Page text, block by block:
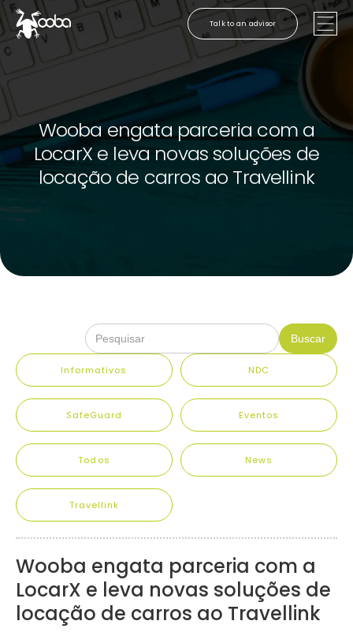
Talk to an advisor
Wooba engata parceria com a
LocarX e leva novas soluções de
locação de carros ao Travellink
NDC
SafeGuard
Informativos
Eventos
Todos News
Travellink
Wooba engata parceria com a
LocarX e leva novas soluções de
locação de carros ao Travellink